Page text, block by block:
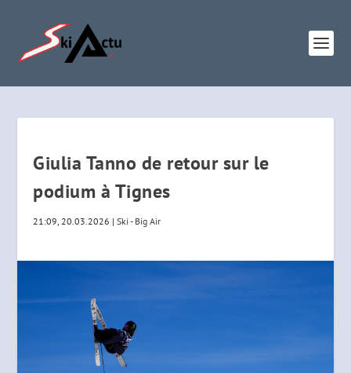
Giulia Tanno de retour sur le
podium à Tignes
21:09, 20.03.2026 |Ski - Big Air